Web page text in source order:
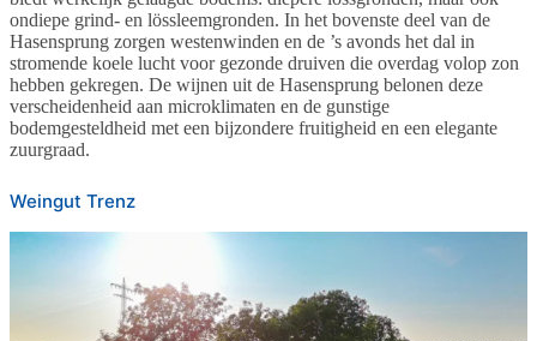
ondiepe grind- en lössleemgronden. In het bovenste deel van de
Hasensprung zorgen westenwinden en de ’s avonds het dal in
stromende koele lucht voor gezonde druiven die overdag volop zon
hebben gekregen. De wijnen uit de Hasensprung belonen deze
verscheidenheid aan microklimaten en de gunstige
bodemgesteldheid met een bijzondere fruitigheid en een elegante
zuurgraad.
Weingut Trenz